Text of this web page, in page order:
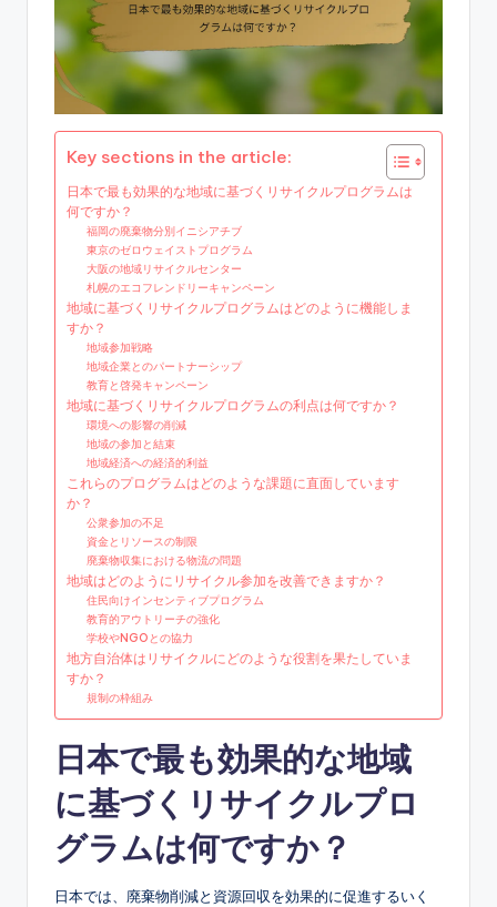
Key sections in the article:
日本で最も効果的な地域に基づくリサイクルプログラムは
何ですか？
福岡の廃棄物分別イニシアチブ
東京のゼロウェイストプログラム
大阪の地域リサイクルセンター
札幌のエコフレンドリーキャンペーン
地域に基づくリサイクルプログラムはどのように機能しま
すか？
地域参加戦略
地域企業とのパートナーシップ
教育と啓発キャンペーン
地域に基づくリサイクルプログラムの利点は何ですか？
環境への影響の削減
地域の参加と結束
地域経済への経済的利益
これらのプログラムはどのような課題に直面しています
か？
公衆参加の不足
資金とリソースの制限
廃棄物収集における物流の問題
地域はどのようにリサイクル参加を改善できますか？
住民向けインセンティブプログラム
教育的アウトリーチの強化
学校やNGOとの協力
地方自治体はリサイクルにどのような役割を果たしていま
すか？
規制の枠組み
日本で最も効果的な地域
に基づくリサイクルプロ
グラムは何ですか？
日本では、廃棄物削減と資源回収を効果的に促進するいく